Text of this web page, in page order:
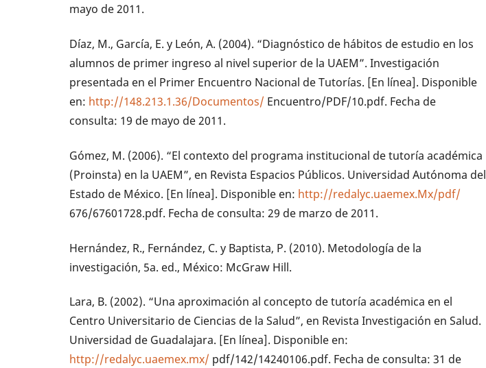
mayo de 2011.
Díaz, M., García, E. y León, A. (2004). “Diagnóstico de hábitos de estudio en los
alumnos de primer ingreso al nivel superior de la UAEM”. Investigación
presentada en el Primer Encuentro Nacional de Tutorías. [En línea]. Disponible
en: http://148.213.1.36/Documentos/ Encuentro/PDF/10.pdf. Fecha de
consulta: 19 de mayo de 2011.
Gómez, M. (2006). “El contexto del programa institucional de tutoría académica
(Proinsta) en la UAEM”, en Revista Espacios Públicos. Universidad Autónoma del
Estado de México. [En línea]. Disponible en: http://redalyc.uaemex.Mx/pdf/
676/67601728.pdf. Fecha de consulta: 29 de marzo de 2011.
Hernández, R., Fernández, C. y Baptista, P. (2010). Metodología de la
investigación, 5a. ed., México: McGraw Hill.
Lara, B. (2002). “Una aproximación al concepto de tutoría académica en el
Centro Universitario de Ciencias de la Salud”, en Revista Investigación en Salud.
Universidad de Guadalajara. [En línea]. Disponible en:
http://redalyc.uaemex.mx/ pdf/142/14240106.pdf. Fecha de consulta: 31 de